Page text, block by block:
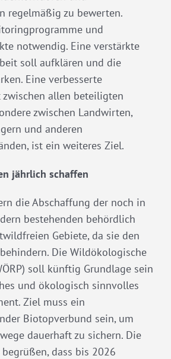
regelmäßig zu bewerten.
und
notwendig. Eine verstärkte
soll aufklären und die
Eine verbesserte
zwischen allen beteiligten
zwischen Landwirten,
und anderen
ist ein weiteres Ziel.
jährlich schaffen
die Abschaffung der noch in
bestehenden behördlich
Gebiete, da sie den
Die Wildökologische
soll künftig Grundlage sein
und ökologisch sinnvolles
Ziel muss ein
Biotopverbund sein, um
dauerhaft zu sichern. Die
dass bis 2026